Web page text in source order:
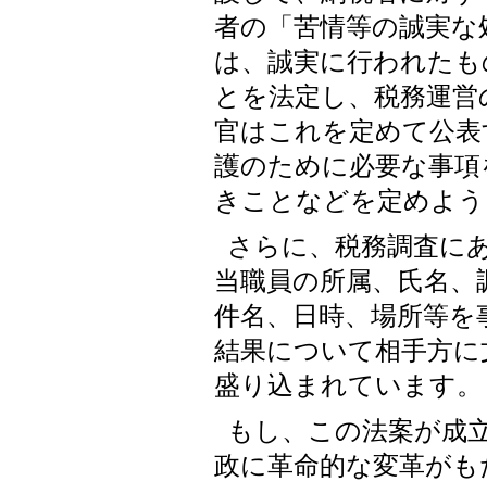
者の「苦情等の誠実
は、誠実に行われた
とを法定し、税務運
官はこれを定めて公
護のために必要な事
きことなどを定めよ
さらに、税務調査に
当職員の所属、氏名
件名、日時、場所等
結果について相手方
盛り込まれています。
もし、この法案が成
政に革命的な変革が